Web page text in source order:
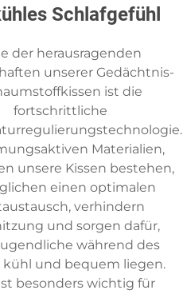
Schlafgefühl
der herausragenden
unserer Gedächtnis-
ist die
fortschrittliche
Materialien,
unsere Kissen bestehen,
einen optimalen
verhindern
und sorgen dafür,
während des
kühl und bequem liegen.
besonders wichtig für